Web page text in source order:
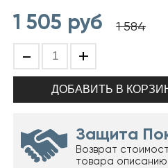
1 505 руб 1 584
- +
Защита
Возврат
товара описанию